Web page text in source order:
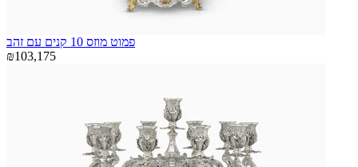
פמוט מוזס 10 קנים עם זהב
₪103,175